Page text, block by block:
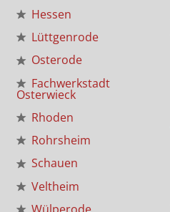
Hessen
Lüttgenrode
Osterode
Fachwerkstadt
Osterwieck
Rhoden
Rohrsheim
Schauen
Veltheim